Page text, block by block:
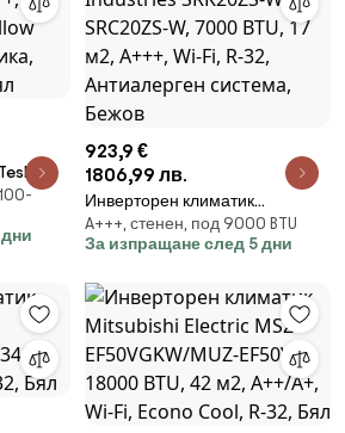
BTU,
923,9 €
1806,99 лв.
Инверторен климатик
Mitsubishi Heavy Industries
SRK20ZS-WFT + SRC20ZS-W,
32, Антиалерген система,
Бежов
A+++, стенен, под 9000 BTU
За изпращане след 5 дни